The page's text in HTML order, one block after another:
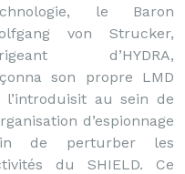
le Baron
von Strucker,
d’HYDRA,
son propre LMD
l’introduisit au sein de
d’espionnage
de perturber les
du SHIELD. Ce